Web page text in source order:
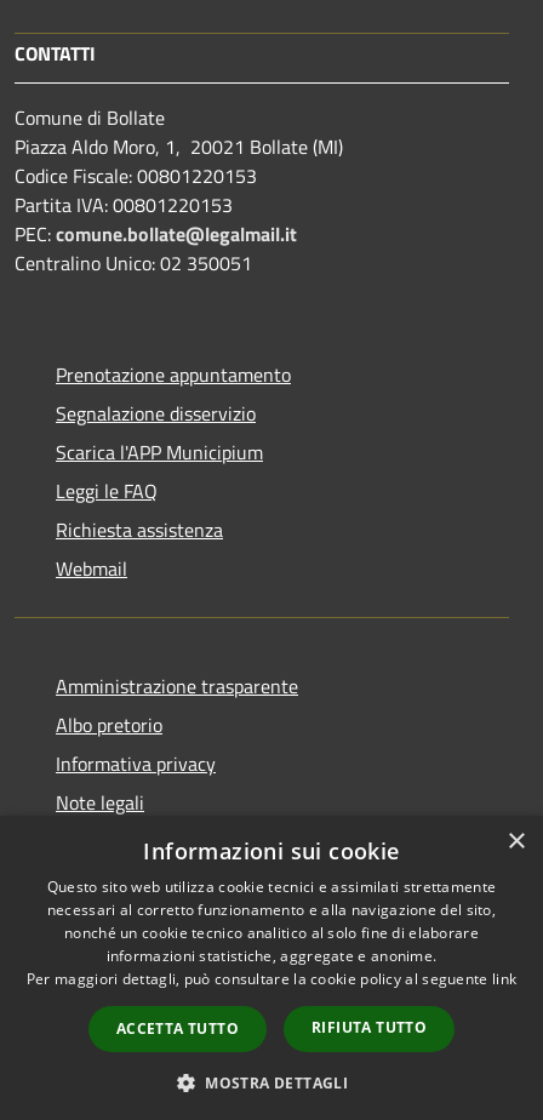
CONTATTI
Comune di Bollate
Piazza Aldo Moro, 1, 20021 Bollate (MI)
Codice Fiscale: 00801220153
Partita IVA: 00801220153
PEC:comune.bollate@legalmail.it
Centralino Unico: 02 350051
Prenotazione appuntamento
Segnalazione disservizio
Scarica l'APP Municipium
Leggi le FAQ
Richiesta assistenza
Webmail
Amministrazione trasparente
Albo pretorio
Informativa privacy
Note legali
Dichiarazione di accessibilità
Accessibilità
Copyright © 2026 • Comune di
Bollate • Powered by
Municipium•
Accesso
redazione
×
Informazioni sui cookie
Questo sito web utilizza cookie tecnici e assimilati strettamente
necessari al corretto funzionamento e alla navigazione del sito,
nonché un cookie tecnico analitico al solo fine di elaborare
informazioni statistiche, aggregate e anonime.
Per maggiori dettagli, può consultare la cookie policy al seguente link
ACCETTA TUTTO RIFIUTA TUTTO
MOSTRA DETTAGLI